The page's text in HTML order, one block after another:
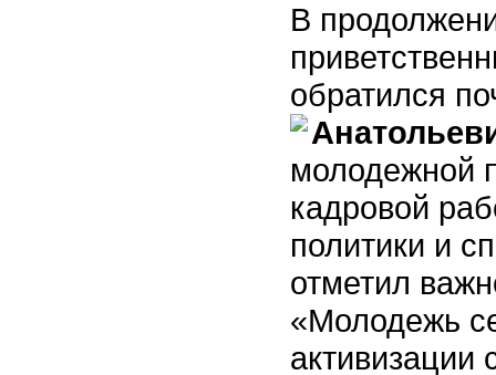
В
обратился
молодежной
кадровой
политики и
отметил
«Молодежь
активизации